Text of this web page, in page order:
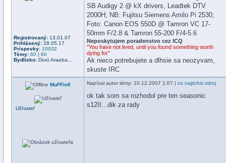
Registrovaný: 13.01.07
Prihlásený: 28.05.17
Príspevky: 10032
Témy: 60 | 60
Bydlisko: Dorú Araeba...
SB Audigy 2 @ kX drivers, Leadtek DTV
2000H; NB: Fujitsu Siemens Amilo Pi 2530;
Foto: Canon EOS 550D @ Tamron VC 17-
50mm F/2.8 & Tamron 55-200 F/4-5.6
Neposkytujem poradenstvo cez ICQ
"You have not lived, until you found something worth
dying for"
Ak nieco potrebujete a dlhsie sa neozyvam,
skuste IRC
MuFFin0
Užívateľ
Napísal autor témy: 10.12.2007 1:07 | co najtichsi zdroj
ok tak som sa rozhodol pre ten seasonic
s12II...dik za rady